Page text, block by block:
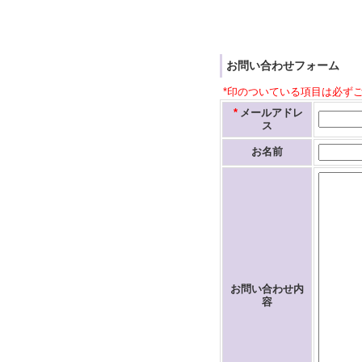
お問い合わせフォーム
*印のついている項目は必ず
* メールアドレ
ス
お名前
お問い合わせ内
容